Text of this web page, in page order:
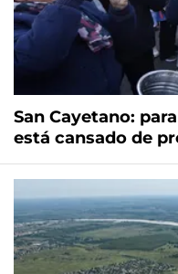
San Cayetano:
está cansado de